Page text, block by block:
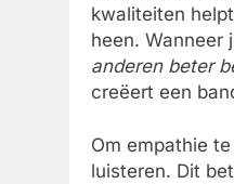
kwaliteiten
heen. Wanneer
anderen beter
creëert een
Om empathie
luisteren. Dit